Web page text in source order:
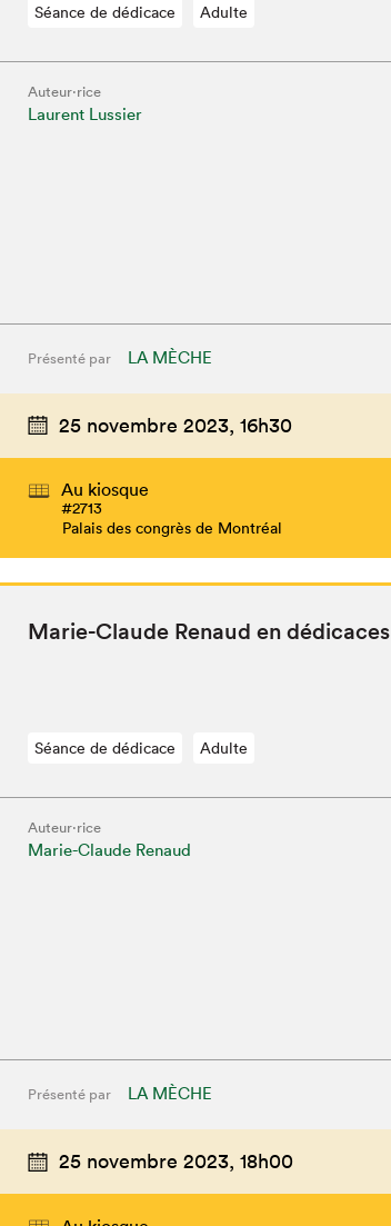
Séance de dédicace Adulte
Auteur·rice
Laurent Lussier
Présenté par LA MÈCHE
25 novembre 2023, 16h30
Au kiosque
#2713
Palais des congrès de Montréal
Marie-Claude Renaud en dédicaces
Séance de dédicace Adulte
Auteur·rice
Marie-Claude Renaud
Présenté par LA MÈCHE
25 novembre 2023, 18h00